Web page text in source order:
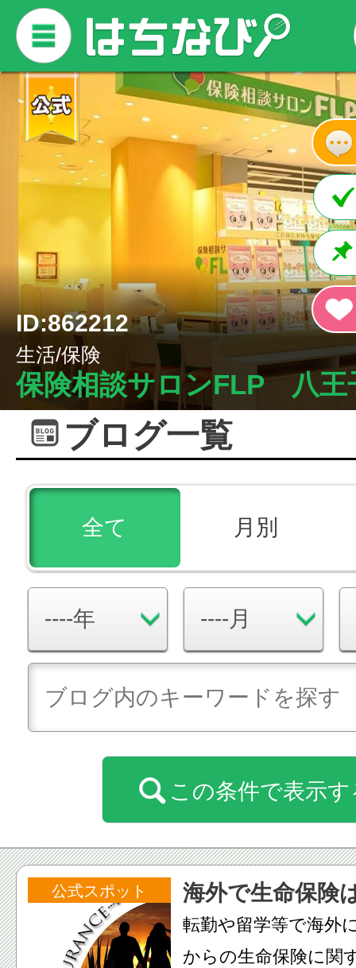
ID:862212
生活/保険
保険相談サロンFLP 八王
ブログ一覧
全て 月別
この条件で表示す
公式スポット 海外で生命保険
転勤や留学等で海外
からの生命保険に関